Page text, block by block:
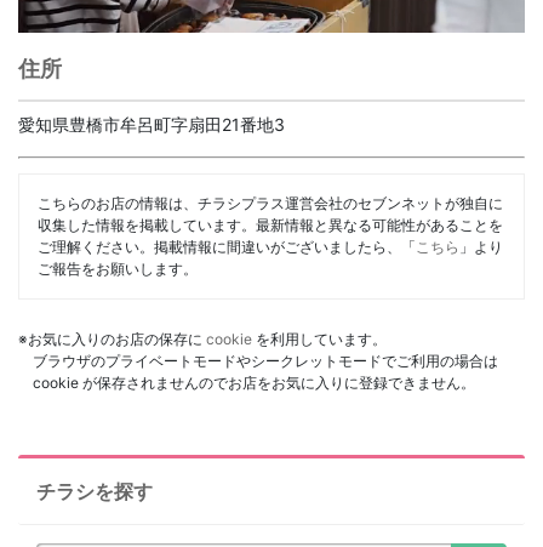
住所
愛知県豊橋市牟呂町字扇田21番地3
こちらのお店の情報は、チラシプラス運営会社のセブンネットが独自に
収集した情報を掲載しています。最新情報と異なる可能性があることを
ご理解ください。掲載情報に間違いがございましたら、「 こちら 」より
ご報告をお願いします。
※お気に入りのお店の保存に cookie を利用しています。
ブラウザのプライベートモードやシークレットモードでご利用の場合は
cookie が保存されませんのでお店をお気に入りに登録できません。
チラシを探す